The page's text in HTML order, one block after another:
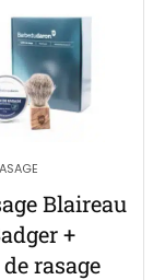
Blaireau
+
rasage